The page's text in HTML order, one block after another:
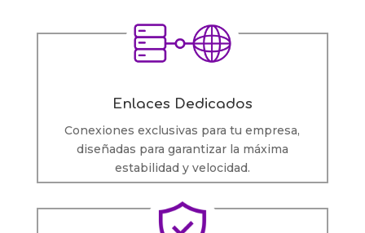
Enlaces Dedicados
Conexiones exclusivas para tu empresa,
diseñadas para garantizar la máxima
estabilidad y velocidad.